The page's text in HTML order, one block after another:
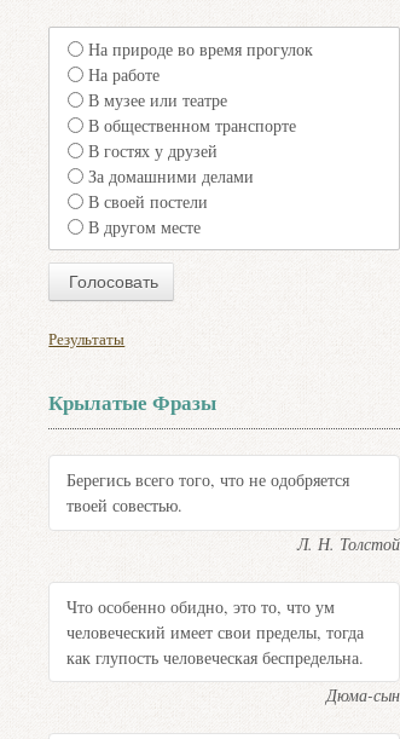
На природе во время прогулок
На работе
В музее или театре
В общественном транспорте
В гостях у друзей
За домашними делами
В своей постели
В другом месте
Результаты
Крылатые Фразы
Берегись всего того, что не одобряется
твоей совестью.
Л. Н. Толстой
Что особенно обидно, это то, что ум
человеческий имеет свои пределы, тогда
как глупость человеческая беспредельна.
Дюма-сын